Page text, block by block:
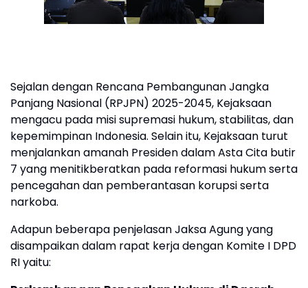
Sejalan dengan Rencana Pembangunan Jangka
Panjang Nasional (RPJPN) 2025-2045, Kejaksaan
mengacu pada misi supremasi hukum, stabilitas, dan
kepemimpinan Indonesia. Selain itu, Kejaksaan turut
menjalankan amanah Presiden dalam Asta Cita butir
7 yang menitikberatkan pada reformasi hukum serta
pencegahan dan pemberantasan korupsi serta
narkoba.
Adapun beberapa penjelasan Jaksa Agung yang
disampaikan dalam rapat kerja dengan Komite I DPD
RI yaitu: